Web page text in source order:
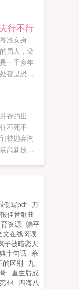
行不行
渣女身
男人，朵
一千多年
都是恐怖
发抖，不
挣钱，要
...
存的世
不死不
被抛弃淘
高新技术
助下穿越
科技武装
风采？又
气械之
侧写pdf 万
佳音歌曲
资源 躺平
文在线阅读
子被暗恋人
十句话 杀
的区别 九
重生后成
44 四海八